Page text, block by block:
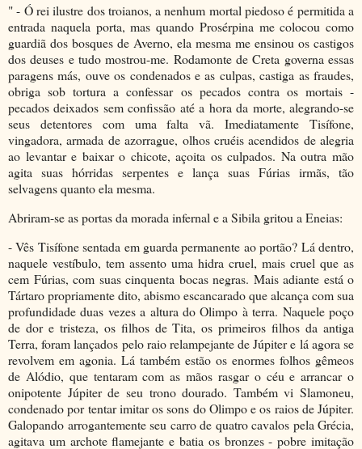
" - Ó rei ilustre dos troianos, a nenhum mortal piedoso é permitida a
entrada naquela porta, mas quando Prosérpina me colocou como
guardiã dos bosques de Averno, ela mesma me ensinou os castigos
dos deuses e tudo mostrou-me. Rodamonte de Creta governa essas
paragens más, ouve os condenados e as culpas, castiga as fraudes,
obriga sob tortura a confessar os pecados contra os mortais -
pecados deixados sem confissão até a hora da morte, alegrando-se
seus detentores com uma falta vã. Imediatamente Tisífone,
vingadora, armada de azorrague, olhos cruéis acendidos de alegria
ao levantar e baixar o chicote, açoita os culpados. Na outra mão
agita suas hórridas serpentes e lança suas Fúrias irmãs, tão
selvagens quanto ela mesma.
Abriram-se as portas da morada infernal e a Sibila gritou a Eneias:
- Vês Tisífone sentada em guarda permanente ao portão? Lá dentro,
naquele vestíbulo, tem assento uma hidra cruel, mais cruel que as
cem Fúrias, com suas cinquenta bocas negras. Mais adiante está o
Tártaro propriamente dito, abismo escancarado que alcança com sua
profundidade duas vezes a altura do Olimpo à terra. Naquele poço
de dor e tristeza, os filhos de Tita, os primeiros filhos da antiga
Terra, foram lançados pelo raio relampejante de Júpiter e lá agora se
revolvem em agonia. Lá também estão os enormes folhos gêmeos
de Alódio, que tentaram com as mãos rasgar o céu e arrancar o
onipotente Júpiter de seu trono dourado. Também vi Slamoneu,
condenado por tentar imitar os sons do Olimpo e os raios de Júpiter.
Galopando arrogantemente seu carro de quatro cavalos pela Grécia,
agitava um archote flamejante e batia os bronzes - pobre imitação